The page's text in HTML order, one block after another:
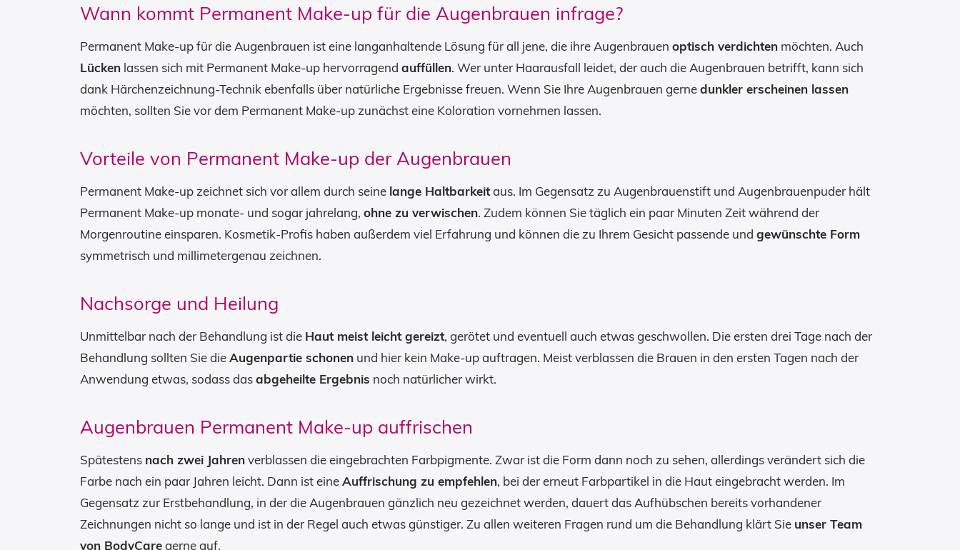
Wann kommt Permanent Make-up für die Augenbrauen infrage?
Permanent Make-up für die Augenbrauen ist eine langanhaltende Lösung für all jene, die ihre Augenbrauen optisch verdichten möchten. Auch
Lücken lassen sich mit Permanent Make-up hervorragend auffüllen. Wer unter Haarausfall leidet, der auch die Augenbrauen betrifft, kann sich
dank Härchenzeichnung-Technik ebenfalls über natürliche Ergebnisse freuen. Wenn Sie Ihre Augenbrauen gernedunkler erscheinen lassen
möchten, sollten Sie vor dem Permanent Make-up zunächst eine Koloration vornehmen lassen.
Vorteile von Permanent Make-up der Augenbrauen
Permanent Make-up zeichnet sich vor allem durch seine lange Haltbarkeitaus. Im Gegensatz zu Augenbrauenstift und Augenbrauenpuder hält
Permanent Make-up monate- und sogar jahrelang, ohne zu verwischen. Zudem können Sie täglich ein paar Minuten Zeit während der
Morgenroutine einsparen. Kosmetik-Profis haben außerdem viel Erfahrung und können die zu Ihrem Gesicht passende und gewünschte Form
symmetrisch und millimetergenau zeichnen.
Nachsorge und Heilung
Unmittelbar nach der Behandlung ist die Haut meist leicht gereizt, gerötet und eventuell auch etwas geschwollen. Die ersten drei Tage nach der
Behandlung sollten Sie dieAugenpartie schonen und hier kein Make-up auftragen. Meist verblassen die Brauen in den ersten Tagen nach der
Anwendung etwas, sodass dasabgeheilte Ergebnis noch natürlicher wirkt.
Augenbrauen Permanent Make-up auffrischen
Spätestens nach zwei Jahrenverblassen die eingebrachten Farbpigmente. Zwar ist die Form dann noch zu sehen, allerdings verändert sich die
Farbe nach ein paar Jahren leicht. Dann ist eineAuffrischung zu empfehlen, bei der erneut Farbpartikel in die Haut eingebracht werden. Im
Gegensatz zur Erstbehandlung, in der die Augenbrauen gänzlich neu gezeichnet werden, dauert das Aufhübschen bereits vorhandener
Zeichnungen nicht so lange und ist in der Regel auch etwas günstiger. Zu allen weiteren Fragen rund um die Behandlung klärt Sie unser Team
von BodyCaregerne auf.